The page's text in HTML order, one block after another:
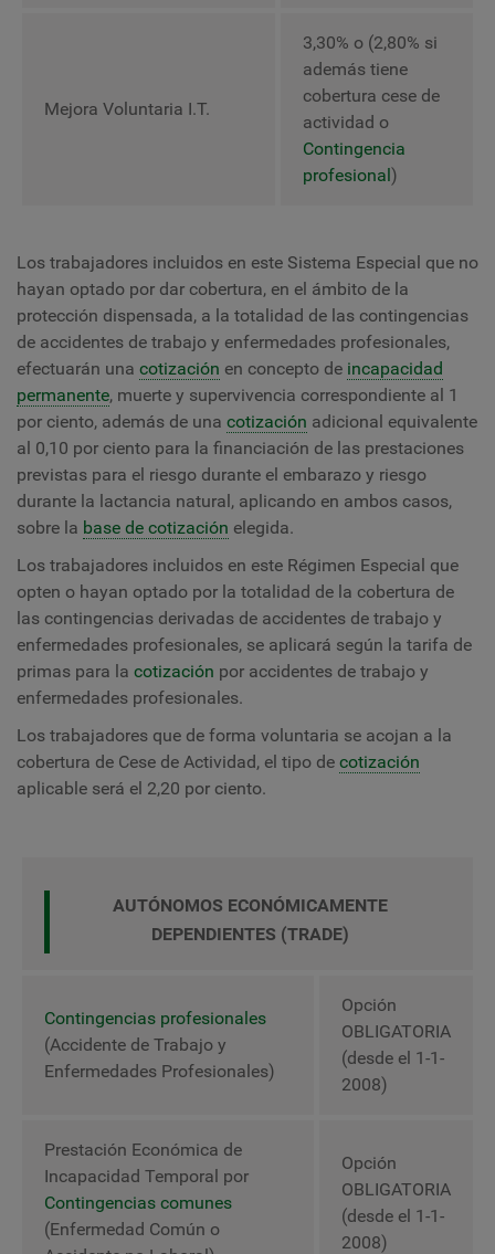
Mejora Voluntaria I.T.
3,30% o (2,80% si
además tiene
cobertura cese de
actividad o
Contingencia
profesional)
Los trabajadores incluidos en este Sistema Especial que no
hayan optado por dar cobertura, en el ámbito de la
protección dispensada, a la totalidad de las contingencias
de accidentes de trabajo y enfermedades profesionales,
efectuarán una cotización en concepto de incapacidad
permanente, muerte y supervivencia correspondiente al 1
por ciento, además de una cotización adicional equivalente
al 0,10 por ciento para la financiación de las prestaciones
previstas para el riesgo durante el embarazo y riesgo
durante la lactancia natural, aplicando en ambos casos,
sobre la base de cotización elegida.
Los trabajadores incluidos en este Régimen Especial que
opten o hayan optado por la totalidad de la cobertura de
las contingencias derivadas de accidentes de trabajo y
enfermedades profesionales, se aplicará según la tarifa de
primas para la cotización por accidentes de trabajo y
enfermedades profesionales.
Los trabajadores que de forma voluntaria se acojan a la
cobertura de Cese de Actividad, el tipo de cotización
aplicable será el 2,20 por ciento.
AUTÓNOMOS ECONÓMICAMENTE
DEPENDIENTES (TRADE)
Contingencias profesionales
(Accidente de Trabajo y
Enfermedades Profesionales)
Opción
OBLIGATORIA
(desde el 1-1-
2008)
Prestación Económica de
Incapacidad Temporal por
Contingencias comunes
(Enfermedad Común o
Opción
OBLIGATORIA
(desde el 1-1-
2008)